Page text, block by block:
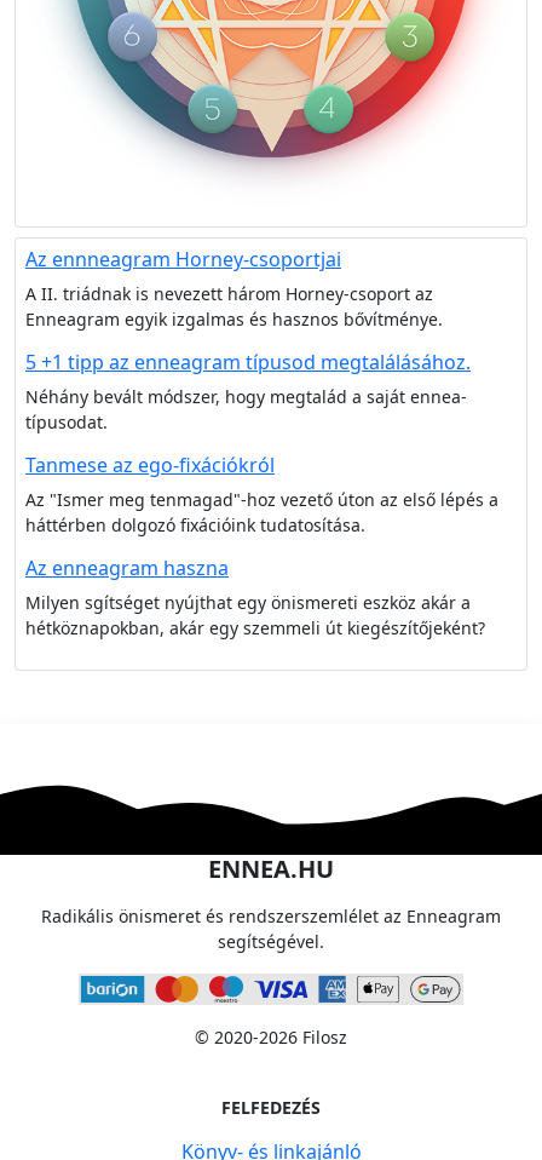
Az ennneagram Horney-csoportjai
A II. triádnak is nevezett három Horney-csoport az
Enneagram egyik izgalmas és hasznos bővítménye.
5 +1 tipp az enneagram típusod megtalálásához.
Néhány bevált módszer, hogy megtalád a saját ennea-
típusodat.
Tanmese az ego-fixációkról
Az "Ismer meg tenmagad"-hoz vezető úton az első lépés a
háttérben dolgozó fixációink tudatosítása.
Az enneagram haszna
Milyen sgítséget nyújthat egy önismereti eszköz akár a
hétköznapokban, akár egy szemmeli út kiegészítőjeként?
ENNEA.HU
Radikális önismeret és rendszerszemlélet az Enneagram
segítségével.
© 2020-2026 Filosz
FELFEDEZÉS
Könyv- és linkajánló